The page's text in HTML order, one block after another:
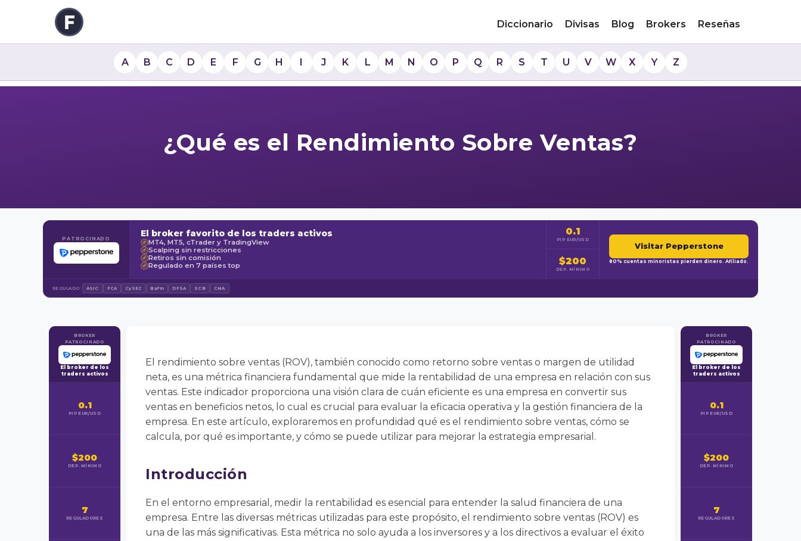
Diccionario Divisas Blog Brokers Reseñas
A B C D E F G H I J K L M N O P Q R S T U V W X Y Z
¿Qué es el Rendimiento Sobre Ventas?
PATROCINADO El broker favorito de los traders activos
✓ MT4, MT5, cTrader y TradingView
✓ Scalping sin restricciones
✓ Retiros sin comisión
✓ Regulado en 7 países top
0.1
PIP EUR/USD
$200
DEP. MÍNIMO
Visitar Pepperstone
80% cuentas minoristas pierden dinero. Afiliado.
REGULADO: ASIC FCA CySEC BaFin DFSA SCB CMA
BROKER
PATROCINADO
El broker de los
traders activos
0.1
PIP EUR/USD
$200
DEP. MÍNIMO
7
REGULADORES
El rendimiento sobre ventas (ROV), también conocido como retorno sobre ventas o margen de utilidad
neta, es una métrica financiera fundamental que mide la rentabilidad de una empresa en relación con sus
ventas. Este indicador proporciona una visión clara de cuán eficiente es una empresa en convertir sus
ventas en beneficios netos, lo cual es crucial para evaluar la eficacia operativa y la gestión financiera de la
empresa. En este artículo, exploraremos en profundidad qué es el rendimiento sobre ventas, cómo se
calcula, por qué es importante, y cómo se puede utilizar para mejorar la estrategia empresarial.
Introducción
En el entorno empresarial, medir la rentabilidad es esencial para entender la salud financiera de una
empresa. Entre las diversas métricas utilizadas para este propósito, el rendimiento sobre ventas (ROV) es
una de las más significativas. Esta métrica no solo ayuda a los inversores y a los directivos a evaluar el éxito
BROKER
PATROCINADO
El broker de los
traders activos
0.1
PIP EUR/USD
$200
DEP. MÍNIMO
7
REGULADORES